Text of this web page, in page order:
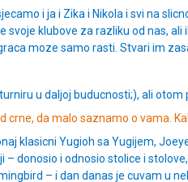
i ja i Zika i Nikola i svi na
klubove za razliku od nas,
moze samo rasti. Stvari im
u daljoj buducnosti;), ali otom
da malo saznamo o vama.
klasicni Yugioh sa Yugijem,
donosio i odnosio stolice i
– i dan danas je cuvam u